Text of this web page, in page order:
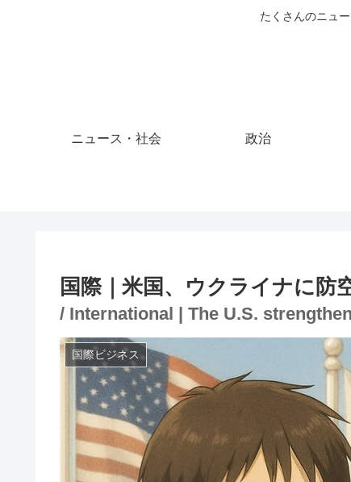
たくさんのニュ
ニュース・社会 政治
国際｜米国、ウクライナに防
/ International | The U.S.
国際ビジネス